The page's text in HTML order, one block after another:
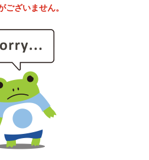
ございません。